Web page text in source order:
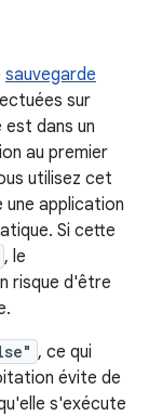
sauvegarde
sur
dans un
au premier
utilisez cet
application
Si cette
, le
risque d'être
, ce qui
évite de
s'exécute